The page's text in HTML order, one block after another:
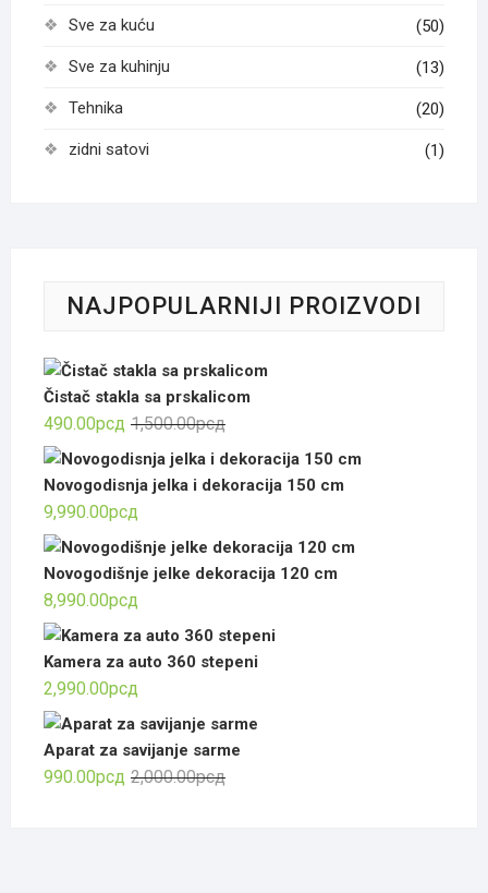
Sve za kuću (50)
Sve za kuhinju (13)
Tehnika (20)
zidni satovi (1)
NAJPOPULARNIJI PROIZVODI
Čistač stakla sa prskalicom
1,500.00рсдОригинална
цена
је
490.00рсд
Тренутна
цена
је:
490.00рсд.
Novogodisnja jelka i dekoracija 150 cm
9,990.00рсд
Novogodišnje jelke dekoracija 120 cm
8,990.00рсд
Kamera za auto 360 stepeni
2,990.00рсд
Aparat za savijanje sarme
2,000.00рсдОригинална
990.00рсд
Тренутна